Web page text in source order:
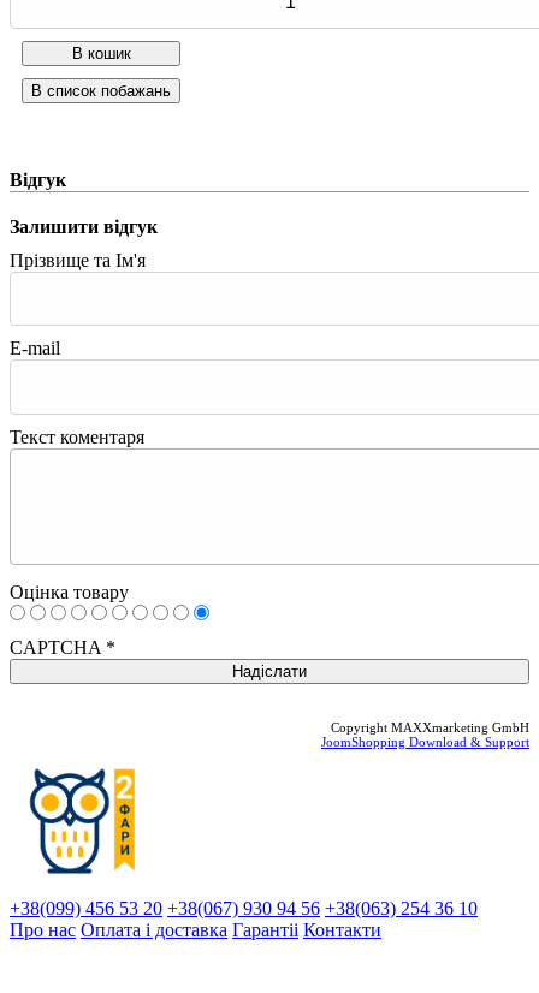
Відгук
Залишити відгук
Прізвище та Ім'я
E-mail
Текст коментаря
Оцінка товару
CAPTCHA *
Copyright MAXXmarketing GmbH
JoomShopping Download & Support
+38(099) 456 53 20 +38(067) 930 94 56 +38(063) 254 36 10
Про нас Оплата і доставка Гарантіi Контакти